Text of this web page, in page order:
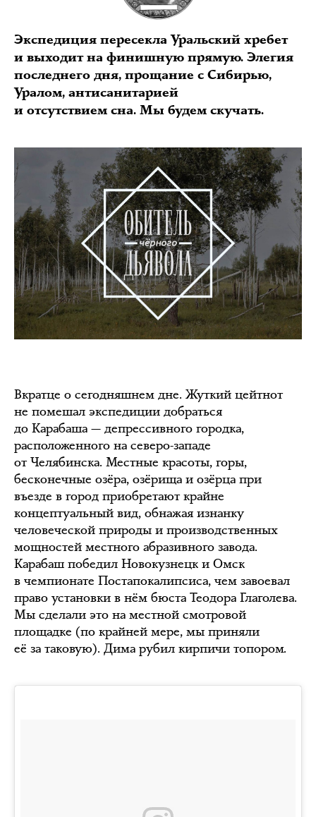
Экспедиция пересекла Уральский хребет
и выходит на финишную прямую. Элегия
последнего дня, прощание с Сибирью,
Уралом, антисанитарией
и отсутствием сна. Мы будем скучать.
Вкратце о сегодняшнем дне. Жуткий цейтнот
не помешал экспедиции добраться
до Карабаша — депрессивного городка,
расположенного на северо-западе
от Челябинска. Местные красоты, горы,
бесконечные озёра, озёрища и озёрца при
въезде в город приобретают крайне
концептуальный вид, обнажая изнанку
человеческой природы и производственных
мощностей местного абразивного завода.
Карабаш победил Новокузнецк и Омск
в чемпионате Постапокалипсиса, чем завоевал
право установки в нём бюста Теодора Глаголева.
Мы сделали это на местной смотровой
площадке (по крайней мере, мы приняли
её за таковую). Дима рубил кирпичи топором.